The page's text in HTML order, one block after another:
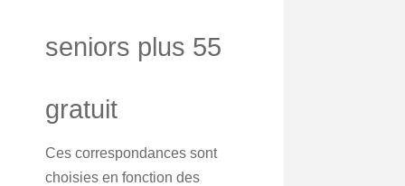
seniors plus 55
gratuit
Ces correspondances sont
choisies en fonction des